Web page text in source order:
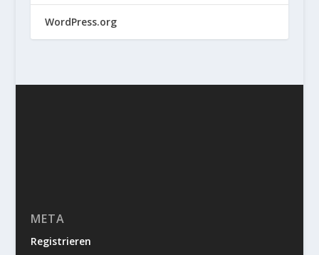
WordPress.org
META
Registrieren